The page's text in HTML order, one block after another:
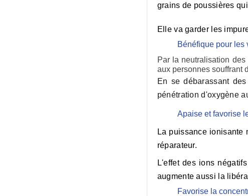
grains de poussières
Elle va garder les
Bénéfique pour les
Par la neutralisation
aux personnes souffrant
En se débarassant
pénétration d'oxygène
Apaise et favorise
La puissance ionisante
réparateur.
L'effet des ions
augmente aussi la
Favorise la